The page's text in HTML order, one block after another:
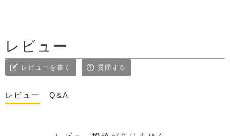
レビュー
レビューを書く 質問する
レビュー Q&A